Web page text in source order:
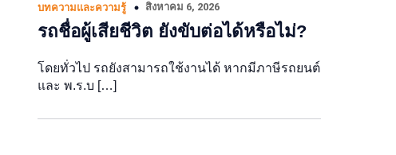
บทความและความรู้ สิงหาคม 6, 2026
รถชื่อผู้เสียชีวิต ยังขับต่อได้หรือไม่?
โดยทั่วไป รถยังสามารถใช้งานได้ หากมีภาษีรถยนต์
และ พ.ร.บ […]